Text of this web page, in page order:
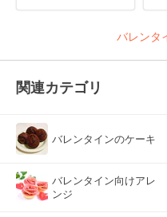
バレンタ
関連カテゴリ
バレンタインのケーキ
バレンタイン向けアレ
ンジ